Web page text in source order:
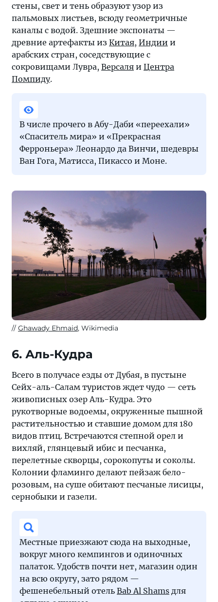
стены, свет и тень образуют узор из
пальмовых листьев, всюду геометричные
каналы с водой. Здешние экспонаты —
древние артефакты из Китая, Индии и
арабских стран, соседствующие с
сокровищами Лувра, Версаля и Центра
Помпиду.
В числе прочего в Абу-Даби «переехали»
«Спаситель мира» и «Прекрасная
Ферроньера» Леонардо да Винчи, шедевры
Ван Гога, Матисса, Пикассо и Моне.
Ghawady Ehmaid, Wikimedia
6. Аль-Кудра
Всего в получасе езды от Дубая, в пустыне
Сейх-аль-Салам туристов ждет чудо — сеть
живописных озер Аль-Кудра. Это
рукотворные водоемы, окруженные пышной
растительностью и ставшие домом для 180
видов птиц. Встречаются степной орел и
вихляй, глянцевый ибис и песчанка,
перелетные скворцы, сорокопуты и соколы.
Колонии фламинго делают пейзаж бело-
розовым, на суше обитают песчаные лисицы,
сернобыки и газели.
Местные приезжают сюда на выходные,
вокруг много кемпингов и одиночных
палаток. Удобств почти нет, магазин один
на всю округу, зато рядом —
фешенебельный отель Bab Al Shams для